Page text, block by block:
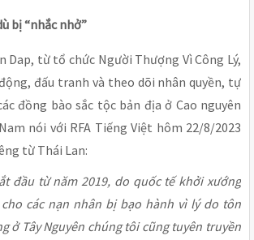
bị “nhắc nhở”
Dap, từ tổ chức Người Thượng Vì Công Lý,
đấu tranh và theo dõi nhân quyền, tự
đồng bào sắc tộc bản địa ở Cao nguyên
nói với RFA Tiếng Việt hôm 22/8/2023
từ Thái Lan:
đầu từ năm 2019, do quốc tế khởi xướng
các nạn nhân bị bạo hành vì lý do tôn
ở Tây Nguyên chúng tôi cũng tuyên truyền